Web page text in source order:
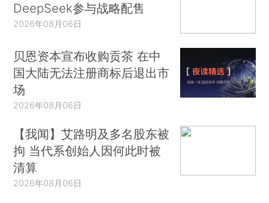
DeepSeek参与战略配售
2026年08月06日
贝恩资本宣布收购贡茶 在中
国大陆无法注册商标后退出市
场
2026年08月06日
【我闻】艾路明及多名股东被
拘 当代系创始人因何此时被
清算
2026年08月06日